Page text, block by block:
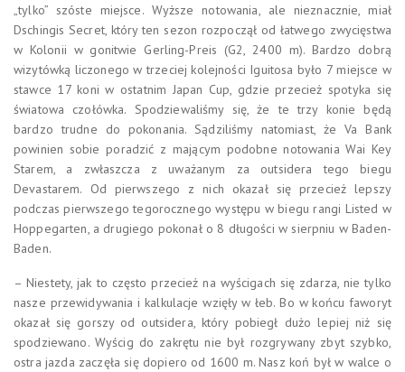
„tylko” szóste miejsce. Wyższe notowania, ale nieznacznie, miał
Dschingis Secret, który ten sezon rozpoczął od łatwego zwycięstwa
w Kolonii w gonitwie Gerling-Preis (G2, 2400 m). Bardzo dobrą
wizytówką liczonego w trzeciej kolejności Iguitosa było 7 miejsce w
stawce 17 koni w ostatnim Japan Cup, gdzie przecież spotyka się
światowa czołówka. Spodziewaliśmy się, że te trzy konie będą
bardzo trudne do pokonania. Sądziliśmy natomiast, że Va Bank
powinien sobie poradzić z mającym podobne notowania Wai Key
Starem, a zwłaszcza z uważanym za outsidera tego biegu
Devastarem. Od pierwszego z nich okazał się przecież lepszy
podczas pierwszego tegorocznego występu w biegu rangi Listed w
Hoppegarten, a drugiego pokonał o 8 długości w sierpniu w Baden-
Baden.
– Niestety, jak to często przecież na wyścigach się zdarza, nie tylko
nasze przewidywania i kalkulacje wzięły w łeb. Bo w końcu faworyt
okazał się gorszy od outsidera, który pobiegł dużo lepiej niż się
spodziewano. Wyścig do zakrętu nie był rozgrywany zbyt szybko,
ostra jazda zaczęła się dopiero od 1600 m. Nasz koń był w walce o